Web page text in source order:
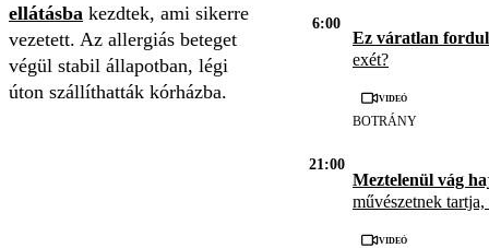
ellátásba kezdtek, ami sikerre
vezetett. Az allergiás beteget
végül stabil állapotban, légi
úton szállíthatták kórházba.
6:00
Ez váratlan
exét?
Videó
BOTRÁNY
21:00
Meztelenül vág
művészetnek
Videó